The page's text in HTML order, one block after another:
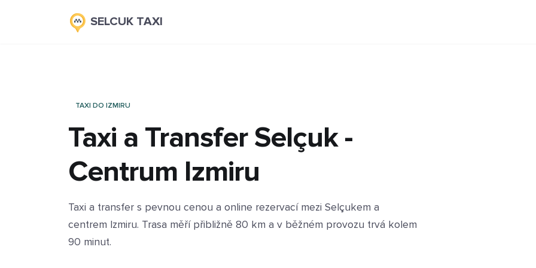
SELCUK TAXI
TAXI DO IZMIRU
Taxi a Transfer Selçuk -
Centrum Izmiru
Taxi a transfer s pevnou cenou a online rezervací mezi Selçukem a
centrem Izmiru. Trasa měří přibližně 80 km a v běžném provozu trvá kolem
90 minut.